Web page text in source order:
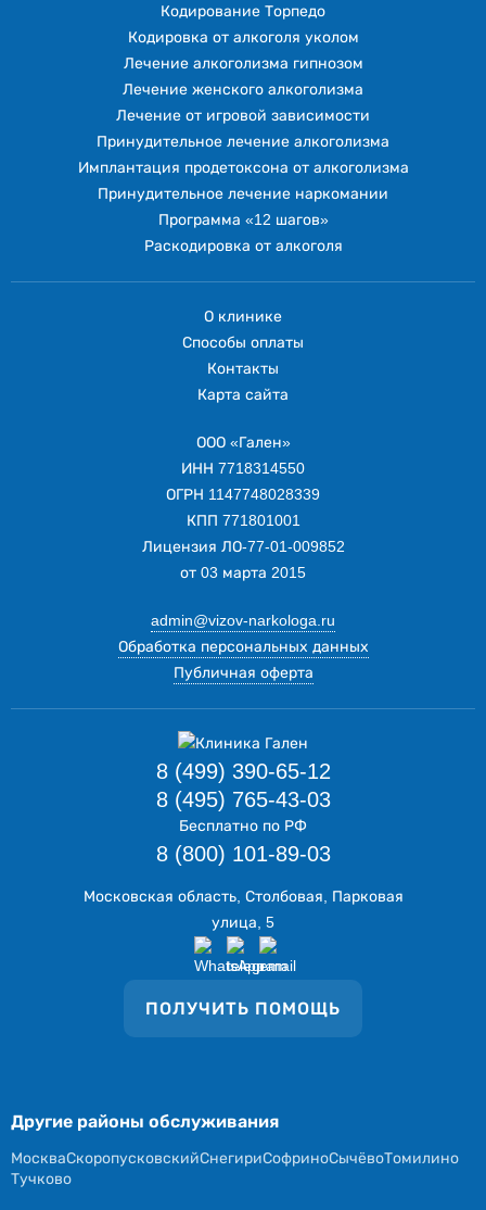
8 (499) 390-65-12
8 (495) 765-43-03
Бесплатно по РФ
8 (800) 101-89-03
ПОЛУЧИТЬ ПОМОЩЬ
Московская область, Столбовая, Парковая
улица, 5
Кодирование Торпедо
Кодировка от алкоголя уколом
Лечение алкоголизма гипнозом
Лечение женского алкоголизма
Лечение от игровой зависимости
Принудительное лечение алкоголизма
Имплантация продетоксона от алкоголизма
Принудительное лечение наркомании
Программа «12 шагов»
Раскодировка от алкоголя
О клинике
Способы оплаты
Контакты
Карта сайта
ООО «Гален»
ИНН 7718314550
ОГРН 1147748028339
КПП 771801001
Лицензия ЛО-77-01-009852
от 03 марта 2015
admin@vizov-narkologa.ru
Обработка персональных данных
Публичная оферта
Другие районы обслуживания
МоскваСкоропусковскийСнегириСофриноСычёвоТомилино
Тучково